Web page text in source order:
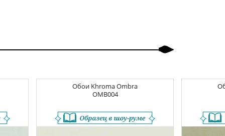
Обои Khroma Ombra
OMB004